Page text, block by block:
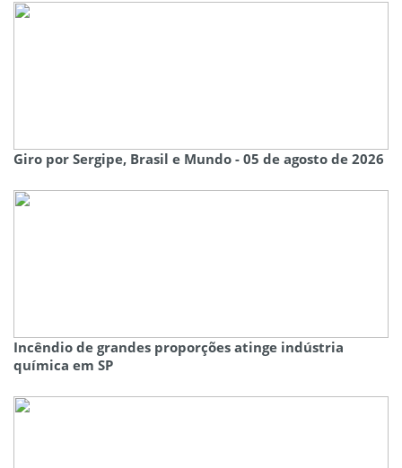
Giro por Sergipe, Brasil e Mundo - 05 de agosto de 2026
Incêndio de grandes proporções atinge indústria
química em SP